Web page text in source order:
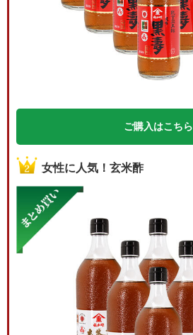
ご購入はこちら
女性に人気！玄米酢